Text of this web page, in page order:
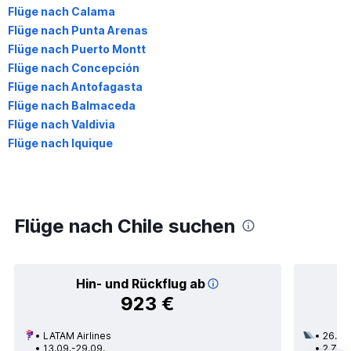
Flüge nach Calama
Flüge nach Punta Arenas
Flüge nach Puerto Montt
Flüge nach Concepción
Flüge nach Antofagasta
Flüge nach Balmaceda
Flüge nach Valdivia
Flüge nach Iquique
Flüge nach Chile suchen
Hin- und Rückflug ab
923 €
LATAM Airlines
13.09.-29.09.
26.08.
2